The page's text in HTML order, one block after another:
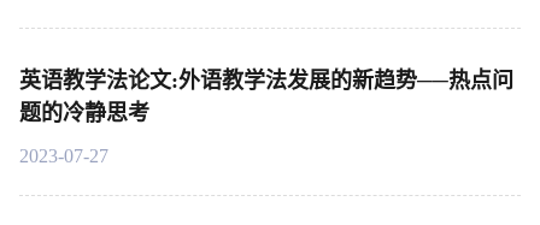
英语教学法论文:外语教学法发展的新趋势──热点问
题的冷静思考
2023-07-27